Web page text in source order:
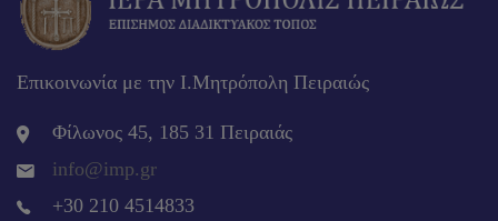
Επικοινωνία με την Ι.Μητρόπολη Πειραιώς
Φίλωνος 45, 185 31 Πειραιάς
info@imp.gr
+30 210 4514833